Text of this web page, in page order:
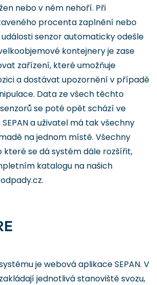
nebo v něm nehoří. Při
procenta zaplnění nebo
senzor automaticky odešle
kontejnery je zase
zařízení, které umožňuje
a dostávat upozornění v případě
Data ze všech těchto
se poté opět schází ve
a uživatel má tak všechny
na jednom místě. Všechny
které se dá systém dále rozšířit,
katalogu na našich
je webová aplikace SEPAN. V
jednotlivá stanoviště svozu,